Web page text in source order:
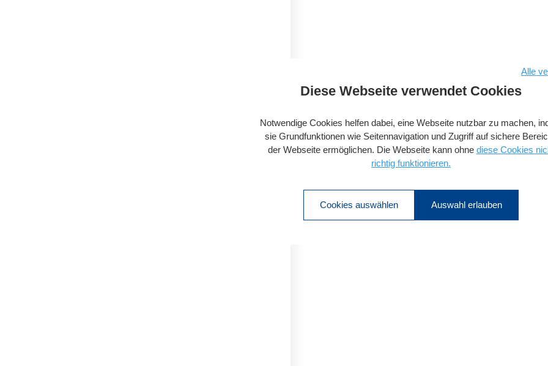
Diese Webseite verwendet Cookies
Notwendige Cookies helfen dabei, eine Webseite nutzbar zu machen,
sie Grundfunktionen wie Seitennavigation und Zugriff auf sichere
der Webseite ermöglichen. Die Webseite kann ohne diese Cookies
richtig funktionieren.
Cookies auswählen Auswahl erlauben
Alle